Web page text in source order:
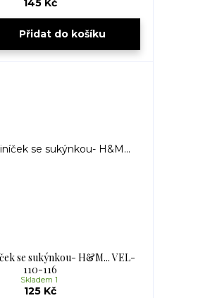
Přidat do košíku
se sukýnkou- H&M... VEL-
110-116
125 Kč
Skladem 1